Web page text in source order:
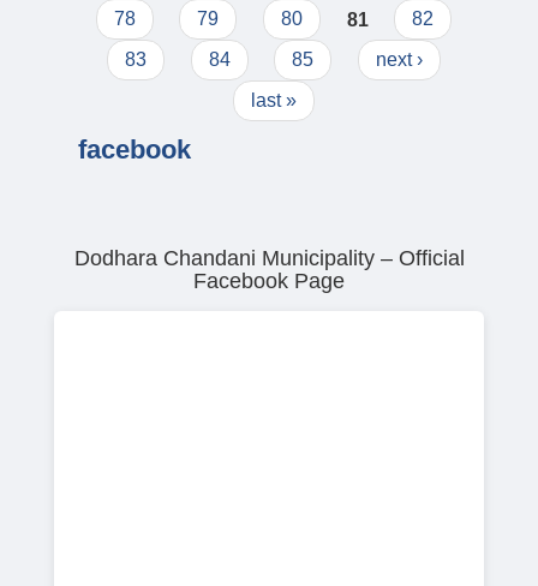
78
79 80 81
82
83
84 85
next ›
last »
facebook
Dodhara Chandani Municipality – Official
Facebook Page